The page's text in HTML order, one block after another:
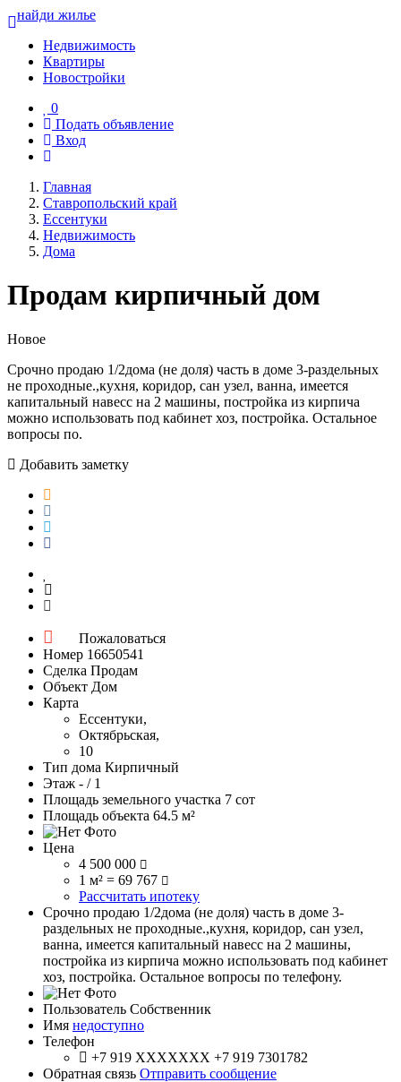
найди жилье
Недвижимость
Квартиры
Новостройки
0
Подать объявление
Вход
Главная
Ставропольский край
Ессентуки
Недвижимость
Дома
Продам кирпичный дом
Новое
Срочно продаю 1/2дома (не доля) часть в доме 3-раздельных
не проходные.,кухня, коридор, сан узел, ванна, имеется
капитальный навесс на 2 машины, постройка из кирпича
можно использовать под кабинет хоз, постройка. Остальное
вопросы по.
Добавить заметку
Пожаловаться
Номер 16650541
Сделка Продам
Объект Дом
Карта
Ессентуки,
Октябрьская,
10
Тип дома Кирпичный
Этаж - / 1
Площадь земельного участка 7 сот
Площадь объекта 64.5 м²
Цена
4 500 000
1 м² = 69 767
Рассчитать ипотеку
Срочно продаю 1/2дома (не доля) часть в доме 3-
раздельных не проходные.,кухня, коридор, сан узел,
ванна, имеется капитальный навесс на 2 машины,
постройка из кирпича можно использовать под кабинет
хоз, постройка. Остальное вопросы по телефону.
Пользователь Собственник
Имя недоступно
Телефон
+7 919 XXXXXXX +7 919 7301782
Обратная связь Отправить сообщение